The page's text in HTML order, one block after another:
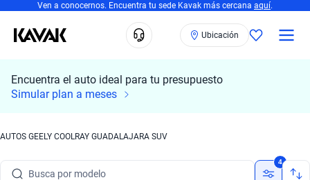
Ven a conocernos. Encuentra tu sede Kavak más cercana aquí.
Ubicación
Encuentra el auto ideal para tu presupuesto
Simular plan a meses
AUTOS GEELY COOLRAY GUADALAJARA SUV
Busca por modelo
4